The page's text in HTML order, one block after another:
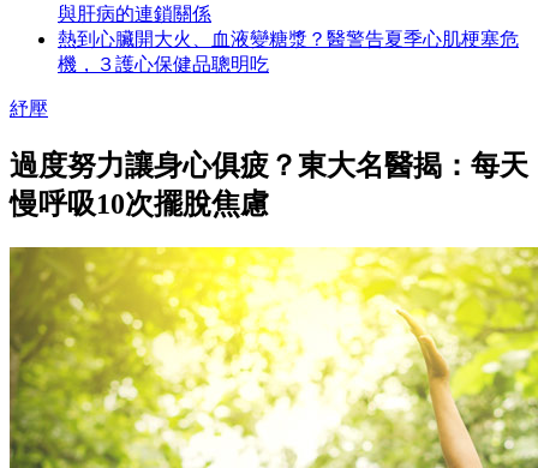
與肝病的連鎖關係
熱到心臟開大火、血液變糖漿？醫警告夏季心肌梗塞危
機，３護心保健品聰明吃
紓壓
過度努力讓身心俱疲？東大名醫揭：每天
慢呼吸10次擺脫焦慮